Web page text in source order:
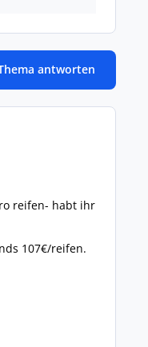
antworten
reifen- habt ihr
107€/reifen.